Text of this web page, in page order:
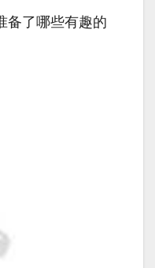
备了哪些有趣的